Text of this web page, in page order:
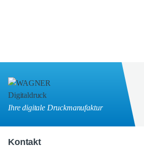
Ihre digitale Druckmanufaktur
Kontakt